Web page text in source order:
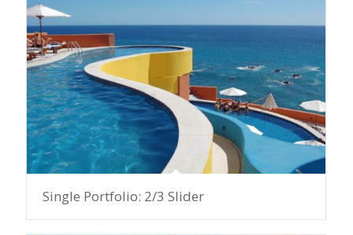
Single Portfolio: 2/3 Slider